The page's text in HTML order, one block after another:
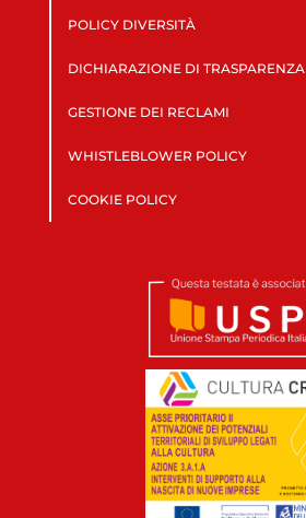
POLICY DIVERSITÀ
DICHIARAZIONE DI TRASPARENZA
GESTIONE DEI RECLAMI
WHISTLEBLOWER POLICY
COOKIE POLICY